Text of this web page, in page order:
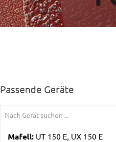
Passende Geräte
Mafell: UT 150 E, UX 150 E